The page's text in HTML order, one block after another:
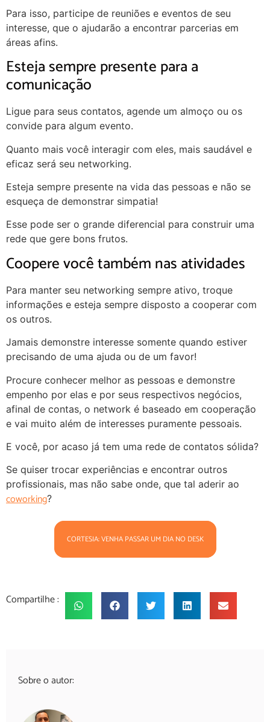
Para isso, participe de reuniões e eventos de seu
interesse, que o ajudarão a encontrar parcerias em
áreas afins.
Esteja sempre presente para a
comunicação
Ligue para seus contatos, agende um almoço ou os
convide para algum evento.
Quanto mais você interagir com eles, mais saudável e
eficaz será seu networking.
Esteja sempre presente na vida das pessoas e não se
esqueça de demonstrar simpatia!
Esse pode ser o grande diferencial para construir uma
rede que gere bons frutos.
Coopere você também nas atividades
Para manter seu networking sempre ativo, troque
informações e esteja sempre disposto a cooperar com
os outros.
Jamais demonstre interesse somente quando estiver
precisando de uma ajuda ou de um favor!
Procure conhecer melhor as pessoas e demonstre
empenho por elas e por seus respectivos negócios,
afinal de contas, o network é baseado em cooperação
e vai muito além de interesses puramente pessoais.
E você, por acaso já tem uma rede de contatos sólida?
Se quiser trocar experiências e encontrar outros
profissionais, mas não sabe onde, que tal aderir ao
coworking?
CORTESIA: VENHA PASSAR UM DIA NO DESK
Compartilhe :
Sobre o autor: